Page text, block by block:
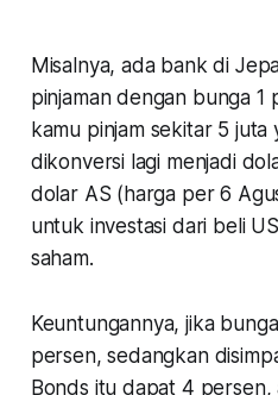
Misalnya, ada bank di
pinjaman dengan bunga
kamu pinjam sekitar 5 juta
dikonversi lagi menjadi
dolar AS (harga per 6
untuk investasi dari beli
saham.
Keuntungannya, jika
persen, sedangkan
Bonds itu dapat 4 persen,